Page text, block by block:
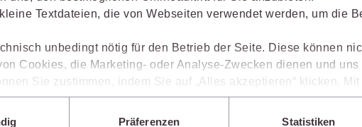
Textdateien, die von Webseiten verwendet werden, um die
unbedingt nötig für den Betrieb der Seite. Diese können
Cookies, die Marketing- oder Analyse-Zwecken dienen und
Sie zustimmen, indem Sie auf „Alles akzeptieren“ klicken.
einverstanden, dass die mittels der Cookies erhobenen Daten
werden, die ein niedrigeres Datenschutzniveau als die EU
Präferenzen Statistiken
Medizinrecht
Miet- und Wohneigentumsrecht
gestaltet, welche Möglichkeiten Ihnen das